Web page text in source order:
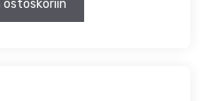
ostoskoriin